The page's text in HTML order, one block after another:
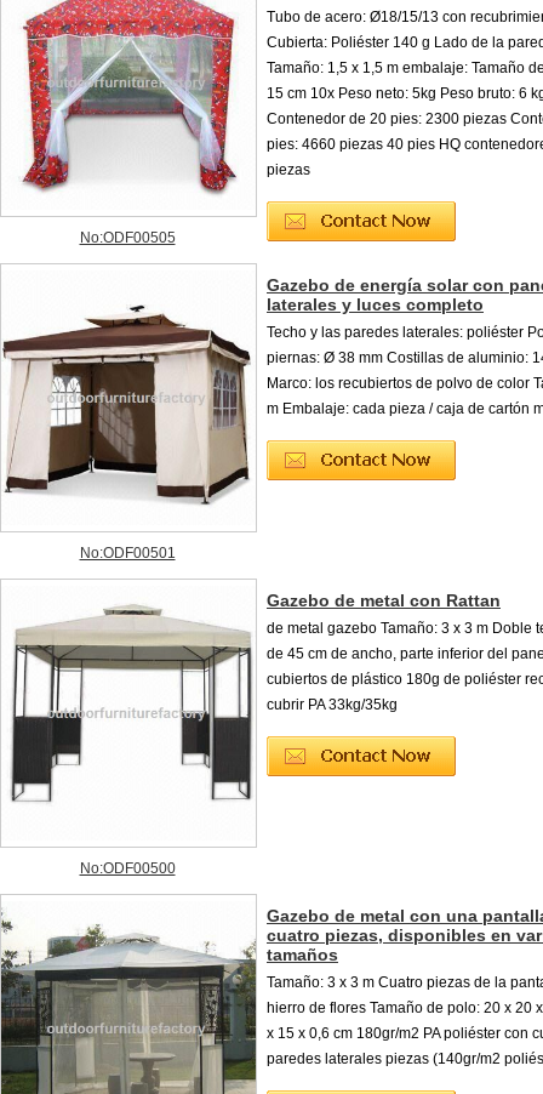
No:ODF00505
Tubo de acero: Ø18/15/13 con
Cubierta: Poliéster 140 g Lado de la
Tamaño: 1,5 x 1,5 m embalaje: Tamaño
15 cm 10x Peso neto: 5kg Peso bruto: 6
Contenedor de 20 pies: 2300 piezas
pies: 4660 piezas 40 pies HQ
piezas
No:ODF00501
Gazebo de energía solar con
laterales y luces completo
Techo y las paredes laterales: poliéster
piernas: Ø 38 mm Costillas de aluminio:
Marco: los recubiertos de polvo de color
m Embalaje: cada pieza / caja de cartón
No:ODF00500
Gazebo de metal con Rattan
de metal gazebo Tamaño: 3 x 3 m Doble
de 45 cm de ancho, parte inferior del
cubiertos de plástico 180g de poliéster
cubrir PA 33kg/35kg
Gazebo de metal con una
cuatro piezas, disponibles en
tamaños
Tamaño: 3 x 3 m Cuatro piezas de la
hierro de flores Tamaño de polo: 20 x 20
x 15 x 0,6 cm 180gr/m2 PA poliéster con
paredes laterales piezas (140gr/m2